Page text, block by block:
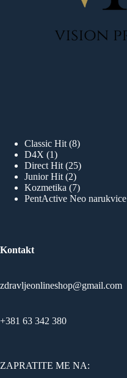
Classic Hit 88
D4X 11
proizvod
Direct Hit 2525
Junior Hit 22
proizvoda
Kozmetika 77
proizvoda
PentActive Neo narukvice
Kontakt
zdravljeonlineshop@gmail.com
+381 63 342 380
ZAPRATITE ME NA: